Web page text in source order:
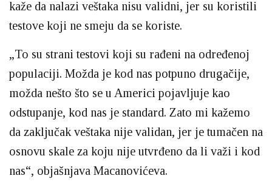
kaže da nalazi veštaka nisu validni, jer su koristili
testove koji ne smeju da se koriste.
„To su strani testovi koji su rađeni na određenoj
populaciji. Možda je kod nas potpuno drugačije,
možda nešto što se u Americi pojavljuje kao
odstupanje, kod nas je standard. Zato mi kažemo
da zaključak veštaka nije validan, jer je tumačen na
osnovu skale za koju nije utvrđeno da li važi i kod
nas“, objašnjava Macanovićeva.